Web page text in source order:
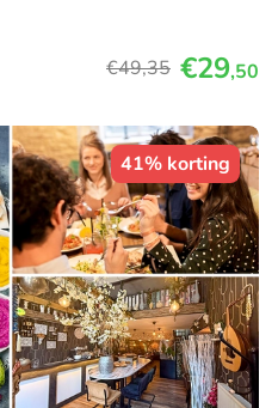
€49,35 €29,50
41% korting